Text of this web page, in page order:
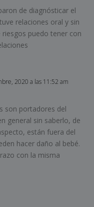
de diagnósticar el
relaciones oral y sin
riesgos puedo tener con
2020 a las 11:52 am
son portadores del
general sin saberlo, de
están fuera del
hacer daño al bebé.
con la misma